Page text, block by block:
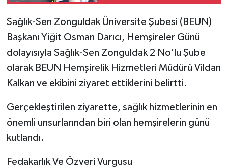
Sağlık-Sen Zonguldak Üniversite Şubesi (BEUN)
Başkanı Yiğit Osman Darıcı, Hemşireler Günü
dolayısıyla Sağlık-Sen Zonguldak 2 No’lu Şube
olarak BEUN Hemşirelik Hizmetleri Müdürü Vildan
Kalkan ve ekibini ziyaret ettiklerini belirtti.
Gerçekleştirilen ziyarette, sağlık hizmetlerinin en
önemli unsurlarından biri olan hemşirelerin günü
kutlandı.
Fedakarlık Ve Özveri Vurgusu